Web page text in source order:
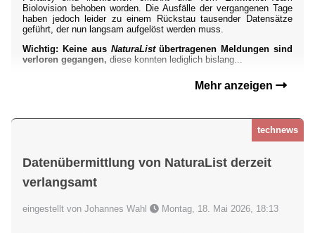
Biolovision behoben worden. Die Ausfälle der vergangenen Tage
haben jedoch leider zu einem Rückstau tausender Datensätze
geführt, der nun langsam aufgelöst werden muss.
Wichtig: Keine aus NaturaListübertragenen Meldungen sind
verloren gegangen, diese konnten lediglich bislang...
Mehr anzeigen
technews
Datenübermittlung von NaturaList derzeit
verlangsamt
eingestellt von Johannes Wahl Montag, 18. Mai 2026, 18:13